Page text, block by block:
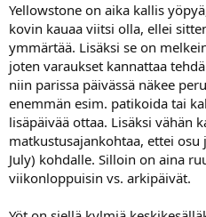
Yellowstone on aika kallis
kovin kauaa viitsi olla, ellei
ymmärtää. Lisäksi se on
joten varaukset kannattaa
niin parissa päivässä näkee
enemmän esim. patikoida tai
lisäpäivää ottaa. Lisäksi vähän
matkustusajankohtaa, ettei
July) kohdalle. Silloin on aina
viikonloppuisin vs. arkipäivät.